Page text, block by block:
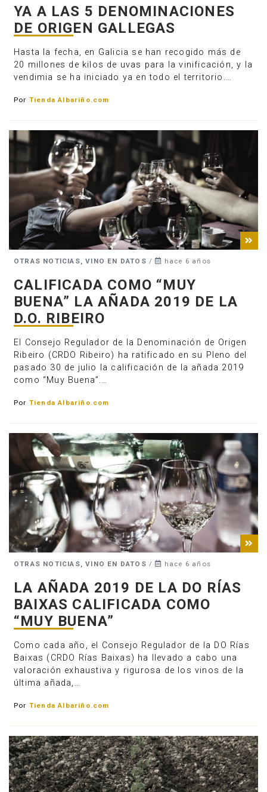
YA A LAS 5 DENOMINACIONES
DE ORIGEN GALLEGAS
Hasta la fecha, en Galicia se han recogido más de
20 millones de kilos de uvas para la vinificación, y la
vendimia se ha iniciado ya en todo el territorio.…
Por Tienda Albariño.com
OTRAS NOTICIAS, VINO EN DATOS / hace 6 años
CALIFICADA COMO “MUY
BUENA” LA AÑADA 2019 DE LA
D.O. RIBEIRO
El Consejo Regulador de la Denominación de Origen
Ribeiro (CRDO Ribeiro) ha ratificado en su Pleno del
pasado 30 de julio la calificación de la añada 2019
como “Muy Buena”.…
Por Tienda Albariño.com
OTRAS NOTICIAS, VINO EN DATOS / hace 6 años
LA AÑADA 2019 DE LA DO RÍAS
BAIXAS CALIFICADA COMO
“MUY BUENA”
Como cada año, el Consejo Regulador de la DO Rías
Baixas (CRDO Rías Baixas) ha llevado a cabo una
valoración exhaustiva y rigurosa de los vinos de la
última añada,…
Por Tienda Albariño.com